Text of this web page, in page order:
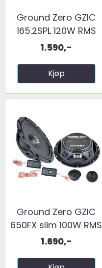
Ground Zero GZIC
165.2SPL 120W RMS
1.590,-
Kjøp
Ground Zero GZIC
650FX slim 100W RMS
1.690,-